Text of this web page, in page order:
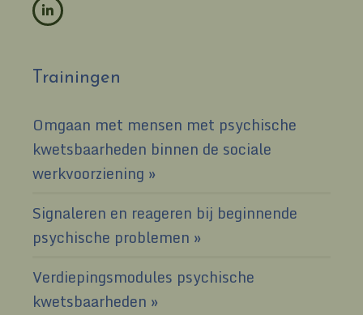
Trainingen
Omgaan met mensen met psychische
kwetsbaarheden binnen de sociale
werkvoorziening
Signaleren en reageren bij beginnende
psychische problemen
Verdiepingsmodules psychische
kwetsbaarheden